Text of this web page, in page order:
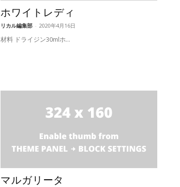
ホワイトレディ
リカル編集部 - 2020年4月16日
材料 ドライジン30mlホ...
マルガリータ